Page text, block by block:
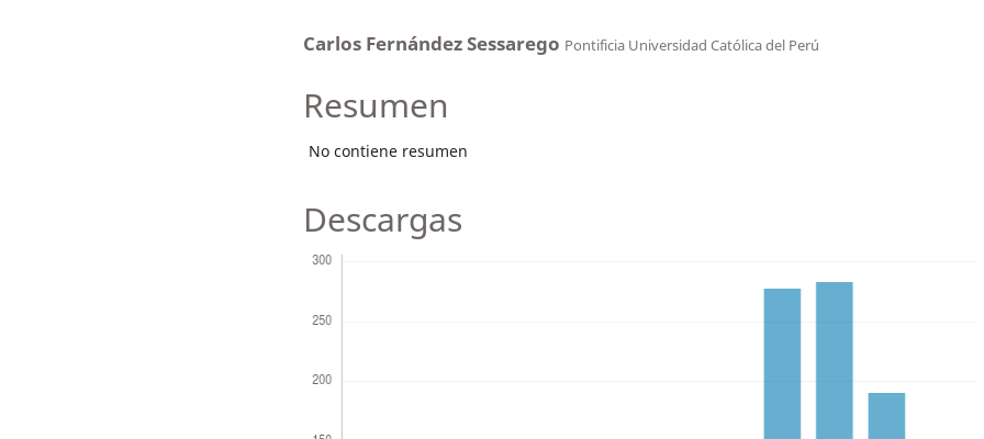
Carlos Fernández Sessarego Pontificia Universidad Católica del Perú
Resumen
No contiene resumen
Descargas